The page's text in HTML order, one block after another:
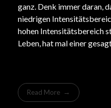
ganz. Denk immer daran,
niedrigen
hohen Intensitätsbereich
Leben, hat mal einer
Read More